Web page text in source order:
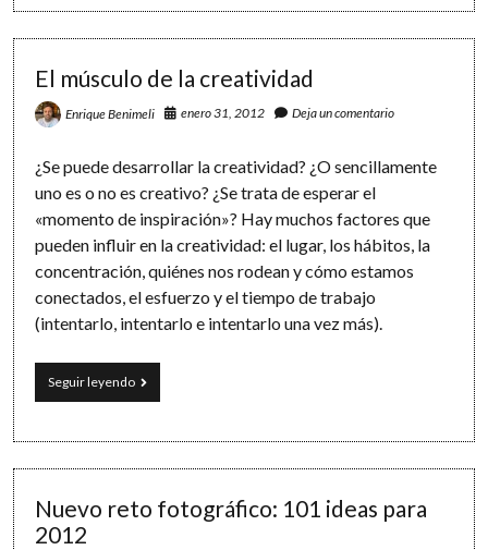
el
funciones
de
no
El músculo de la creatividad
Enrique Benimeli enero 31, 2012 Deja un comentario
¿Se puede desarrollar la creatividad? ¿O sencillamente
uno es o no es creativo? ¿Se trata de esperar el
«momento de inspiración»? Hay muchos factores que
pueden influir en la creatividad: el lugar, los hábitos, la
concentración, quiénes nos rodean y cómo estamos
conectados, el esfuerzo y el tiempo de trabajo
(intentarlo, intentarlo e intentarlo una vez más).
Seguir leyendoEl
músculo
la
Nuevo reto fotográfico: 101 ideas para
2012